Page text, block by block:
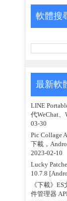
軟體搜
最新軟
LINE
代WeChat
03-30
Pic Collage
下載，
2023-02-10
Lucky
10.7.8
《下載》
件管理器